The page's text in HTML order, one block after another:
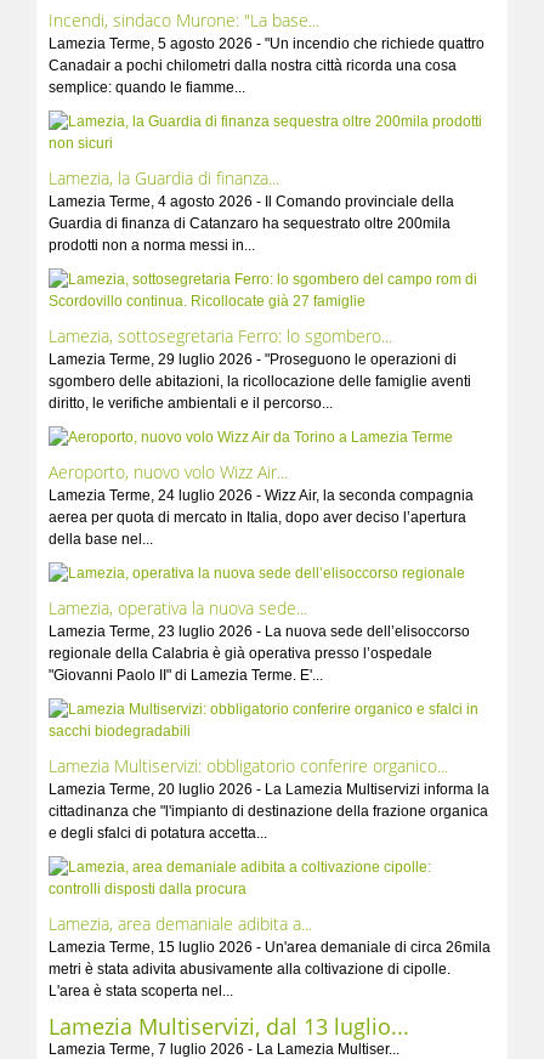
Incendi, sindaco Murone: "La base...
Lamezia Terme, 5 agosto 2026 - "Un incendio che richiede quattro
Canadair a pochi chilometri dalla nostra città ricorda una cosa
semplice: quando le fiamme...
Lamezia, la Guardia di finanza...
Lamezia Terme, 4 agosto 2026 - Il Comando provinciale della
Guardia di finanza di Catanzaro ha sequestrato oltre 200mila
prodotti non a norma messi in...
Lamezia, sottosegretaria Ferro: lo sgombero...
Lamezia Terme, 29 luglio 2026 - "Proseguono le operazioni di
sgombero delle abitazioni, la ricollocazione delle famiglie aventi
diritto, le verifiche ambientali e il percorso...
Aeroporto, nuovo volo Wizz Air...
Lamezia Terme, 24 luglio 2026 - Wizz Air, la seconda compagnia
aerea per quota di mercato in Italia, dopo aver deciso l’apertura
della base nel...
Lamezia, operativa la nuova sede...
Lamezia Terme, 23 luglio 2026 - La nuova sede dell’elisoccorso
regionale della Calabria è già operativa presso l’ospedale
"Giovanni Paolo II" di Lamezia Terme. E'...
Lamezia Multiservizi: obbligatorio conferire organico...
Lamezia Terme, 20 luglio 2026 - La Lamezia Multiservizi informa la
cittadinanza che "l'impianto di destinazione della frazione organica
e degli sfalci di potatura accetta...
Lamezia, area demaniale adibita a...
Lamezia Terme, 15 luglio 2026 - Un'area demaniale di circa 26mila
metri è stata adivita abusivamente alla coltivazione di cipolle.
L'area è stata scoperta nel...
Lamezia Multiservizi, dal 13 luglio...
Lamezia Terme, 7 luglio 2026 - La Lamezia Multiser...